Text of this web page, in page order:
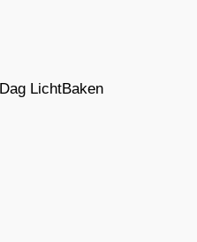
LichtBaken